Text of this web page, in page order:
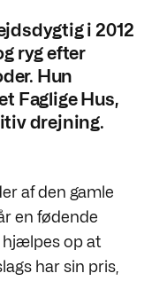
i 2012
ryg efter
Hun
Faglige Hus,
drejning.
af den gamle
en fødende
hjælpes op at
har sin pris,